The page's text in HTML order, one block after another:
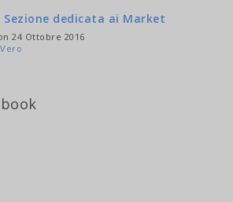
Sezione dedicata ai Market
24 Ottobre 2016